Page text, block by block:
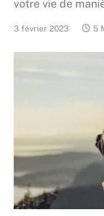
votre vie de
3 février 2023 5